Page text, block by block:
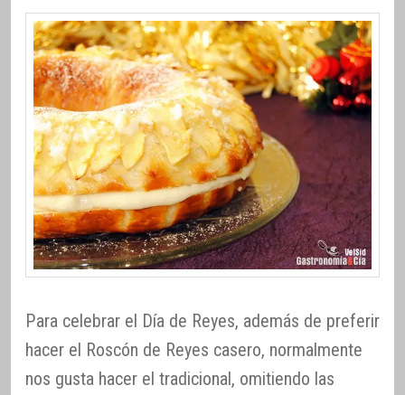
Para celebrar el Día de Reyes, además de preferir
hacer el Roscón de Reyes casero, normalmente
nos gusta hacer el tradicional, omitiendo las